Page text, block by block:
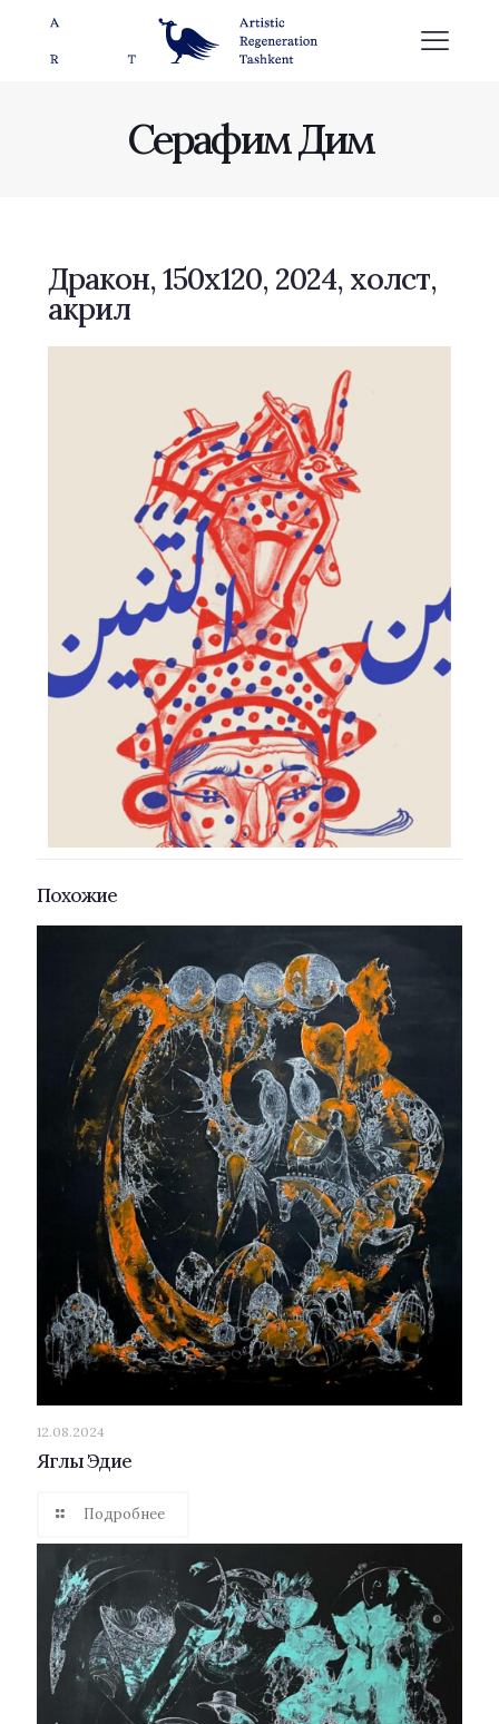
Серафим Дим
Дракон, 150x120, 2024, холст,
акрил
Похожие
12.08.2024
Яглы Эдие
Подробнее